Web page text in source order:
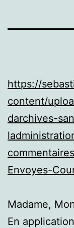
https://
content/
darchives-
Envoyes-
Madame,
En